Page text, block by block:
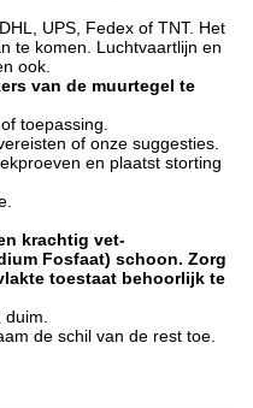
UPS, Fedex of TNT. Het
te komen. Luchtvaartlijn en
ook.
van de muurtegel te
toepassing.
of onze suggesties.
en plaatst storting
krachtig vet-
Fosfaat) schoon. Zorg
toestaat behoorlijk te
de schil van de rest toe.